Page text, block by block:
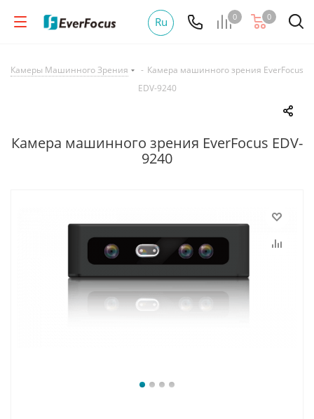
0 0
Ru
Камеры Машинного Зрения - Камера машинного зрения EverFocus
EDV-9240
Камера машинного зрения EverFocus EDV-
9240